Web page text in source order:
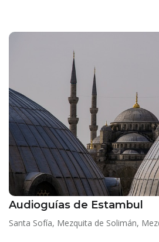
Audioguías de Estambul
Santa Sofía, Mezquita de Solimán,